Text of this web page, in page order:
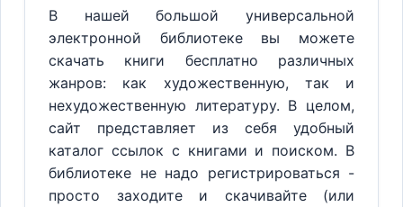
В нашей большой универсальной
электронной библиотеке вы можете
скачать книги бесплатно различных
жанров: как художественную, так и
нехудожественную литературу. В целом,
сайт представляет из себя удобный
каталог ссылок с книгами и поиском. В
библиотеке не надо регистрироваться -
просто заходите и скачивайте (или